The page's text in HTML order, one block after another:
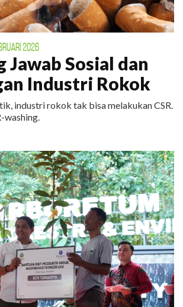
2026
Jawab Sosial dan
Industri Rokok
industri rokok tak bisa melakukan CSR.
washing.